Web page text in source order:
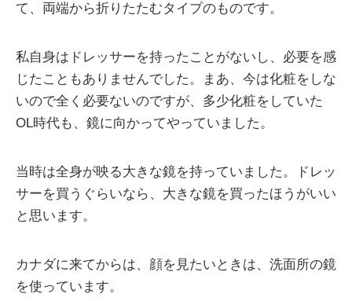
て、両端から折りたたむタイプのものです。
私自身はドレッサーを持ったことがないし、必要を感
じたこともありませんでした。まあ、今は化粧をしな
いので全く必要ないのですが、多少化粧をしていた
OL時代も、鏡に向かってやっていました。
当時は全身が映る大きな鏡を持っていました。ドレッ
サーを買うぐらいなら、大きな鏡を買ったほうがいい
と思います。
カナダに来てからは、顔を見たいときは、洗面所の鏡
を使っています。